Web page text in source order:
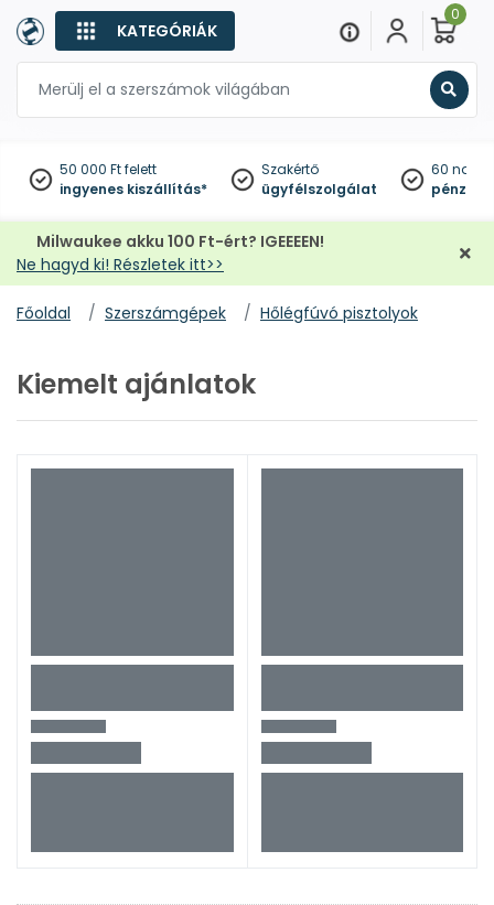
KATEGÓRIÁK
0
50 000 Ft felett
ingyenes kiszállítás*
Szakértő
ügyfélszolgálat
60
Milwaukee akku 100 Ft-ért? IGEEEEN!
Ne hagyd ki! Részletek itt>>
Főoldal Szerszámgépek Hőlégfúvó pisztolyok
Kiemelt ajánlatok